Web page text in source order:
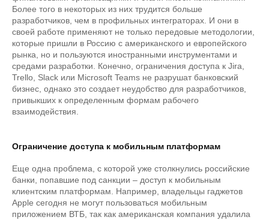
Более того в некоторых из них трудится больше
разработчиков, чем в профильных интеграторах. И они в
своей работе применяют не только передовые методологии,
которые пришли в Россию с американского и европейского
рынка, но и пользуются иностранными инструментами и
средами разработки. Конечно, ограничения доступа к Jira,
Trello, Slack или Microsoft Teams не разрушат банковский
бизнес, однако это создает неудобство для разработчиков,
привыкших к определенным формам рабочего
взаимодействия.
Ограничение доступа к мобильным платформам
Еще одна проблема, с которой уже столкнулись российские
банки, попавшие под санкции – доступ к мобильным
клиентским платформам. Например, владельцы гаджетов
Apple сегодня не могут пользоваться мобильным
приложением ВТБ, так как американская компания удалила